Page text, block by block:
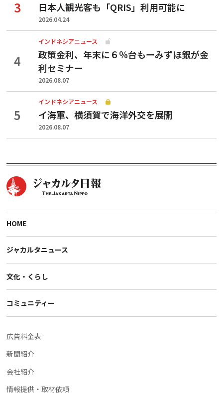
日本人観光客も「QRIS」利用可能に
2026.04.24
インドネシアニュース
政策金利、年末に６％台もーみずほ銀が金
利セミナー
2026.08.07
インドネシアニュース
イ海軍、横須賀で海洋外交を展開
2026.08.07
HOME
ジャカルタニュース
文化・くらし
コミュニティー
広告料金表
新聞紹介
会社紹介
情報提供・取材依頼